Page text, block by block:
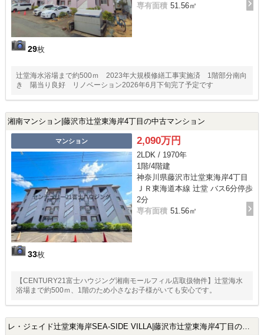
29枚
専有面積 51.56㎡
辻堂海水浴場まで約500ｍ 2023年大規模修繕工事実施済 1階部分南向
き 陽当り良好 リノベーション2026年6月下旬完了予定です
湘南マンション|藤沢市辻堂東海岸4丁目の中古マンション
マンション
33枚
2,090万円
2LDK / 1970年
1階/4階建
神奈川県藤沢市辻堂東海岸4丁目
ＪＲ東海道本線 辻堂 バス6分停歩
2分
専有面積 51.56㎡
【CENTURY21富士ハウジング湘南モールフィル店取扱物件】辻堂海水
浴場まで約500ｍ、1階のため小さなお子様がいても安心です。
レ・ジェイド辻堂東海岸SEA-SIDE VILLA|藤沢市辻堂東海岸4丁目の中古マンション